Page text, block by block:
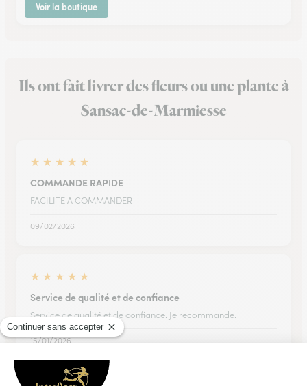
Voir la boutique
Ils ont fait livrer des fleurs ou une plante à
Sansac-de-Marmiesse
★ ★ ★ ★ ★
COMMANDE RAPIDE
FACILITE A COMMANDER
09/02/2026
★ ★ ★ ★ ★
Service de qualité et de confiance
Service de qualité et de confiance. Je recommande.
15/01/2026